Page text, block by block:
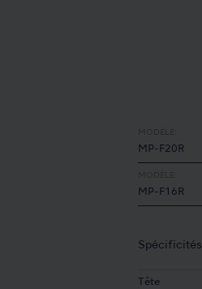
MP-F20R
MP-F16R
Spécificités
Tête